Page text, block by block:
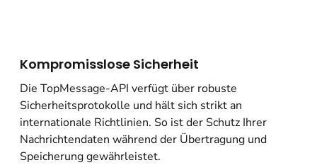
Kompromisslose Sicherheit
Die TopMessage-API verfügt über robuste
Sicherheitsprotokolle und hält sich strikt an
internationale Richtlinien. So ist der Schutz Ihrer
Nachrichtendaten während der Übertragung und
Speicherung gewährleistet.